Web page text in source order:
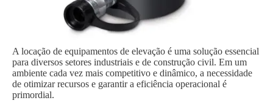
A locação de equipamentos de elevação é uma solução essencial
para diversos setores industriais e de construção civil. Em um
ambiente cada vez mais competitivo e dinâmico, a necessidade
de otimizar recursos e garantir a eficiência operacional é
primordial.